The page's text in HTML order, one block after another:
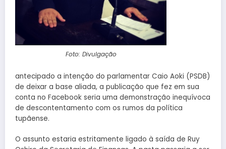
Foto: Divulgação
antecipado a intenção do parlamentar Caio Aoki (PSDB)
de deixar a base aliada, a publicação que fez em sua
conta no Facebook seria uma demonstração inequívoca
de descontentamento com os rumos da política
tupãense.
O assunto estaria estritamente ligado à saída de Ruy